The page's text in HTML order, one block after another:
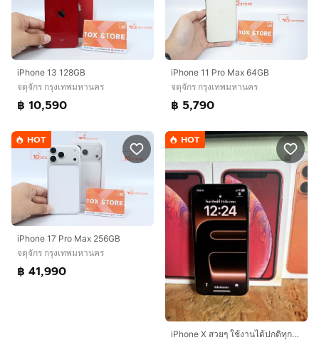
iPhone 13 128GB
จตุจักร กรุงเทพมหานคร
฿ 10,590
iPhone 11 Pro Max 64GB
จตุจักร กรุงเทพมหานคร
฿ 5,790
HOT
iPhone 17 Pro Max 256GB
จตุจักร กรุงเทพมหานคร
฿ 41,990
HOT
iPhone X สวยๆ ใช้งานได้ปกติทุกอย่างสุขภาพแบต 100